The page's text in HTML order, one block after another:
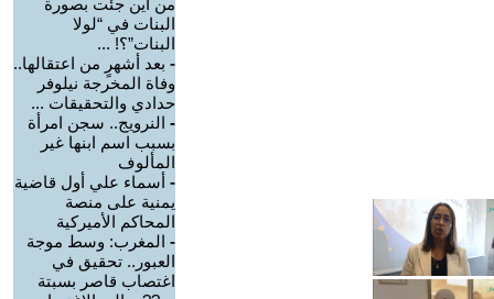
من أين جئت بصورة
البنات في “لولا
البنات”؟! ...
- بعد أشهرٍ من اعتقالها..
وفاة المخرجة نيلوفر
حدادي والتحقيقات ...
- النرويج.. سجن امرأة
بسبب اسم ابنها غير
المألوف
- أسماء علي أول قاضية
يمنية على منصة
المحاكم الأميركية
- المغرب: وسط موجة
العبور.. تحقيق في
اغتصاب قاصر بسبتة